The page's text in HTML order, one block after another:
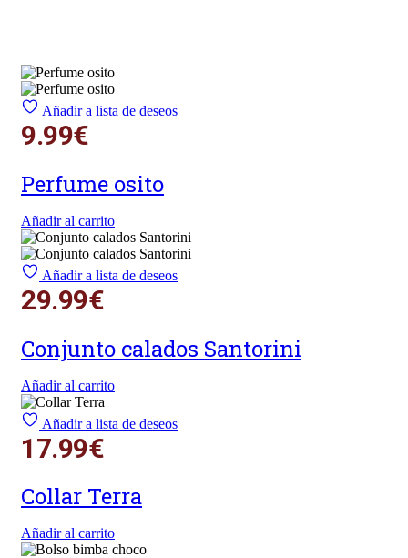
Añadir a lista de deseos
9.99€
Perfume osito
Añadir al carrito
Añadir a lista de deseos
29.99€
Conjunto calados Santorini
Añadir al carrito
Añadir a lista de deseos
17.99€
Collar Terra
Añadir al carrito